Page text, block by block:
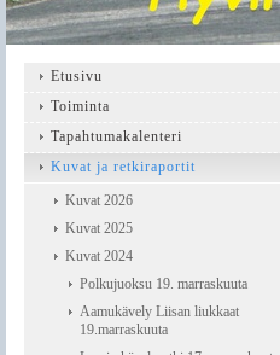
Etusivu
Toiminta
Tapahtumakalenteri
Kuvat ja retkiraportit
Kuvat 2026
Kuvat 2025
Kuvat 2024
Polkujuoksu 19. marraskuuta
Aamukävely Liisan liukkaat
19.marraskuuta